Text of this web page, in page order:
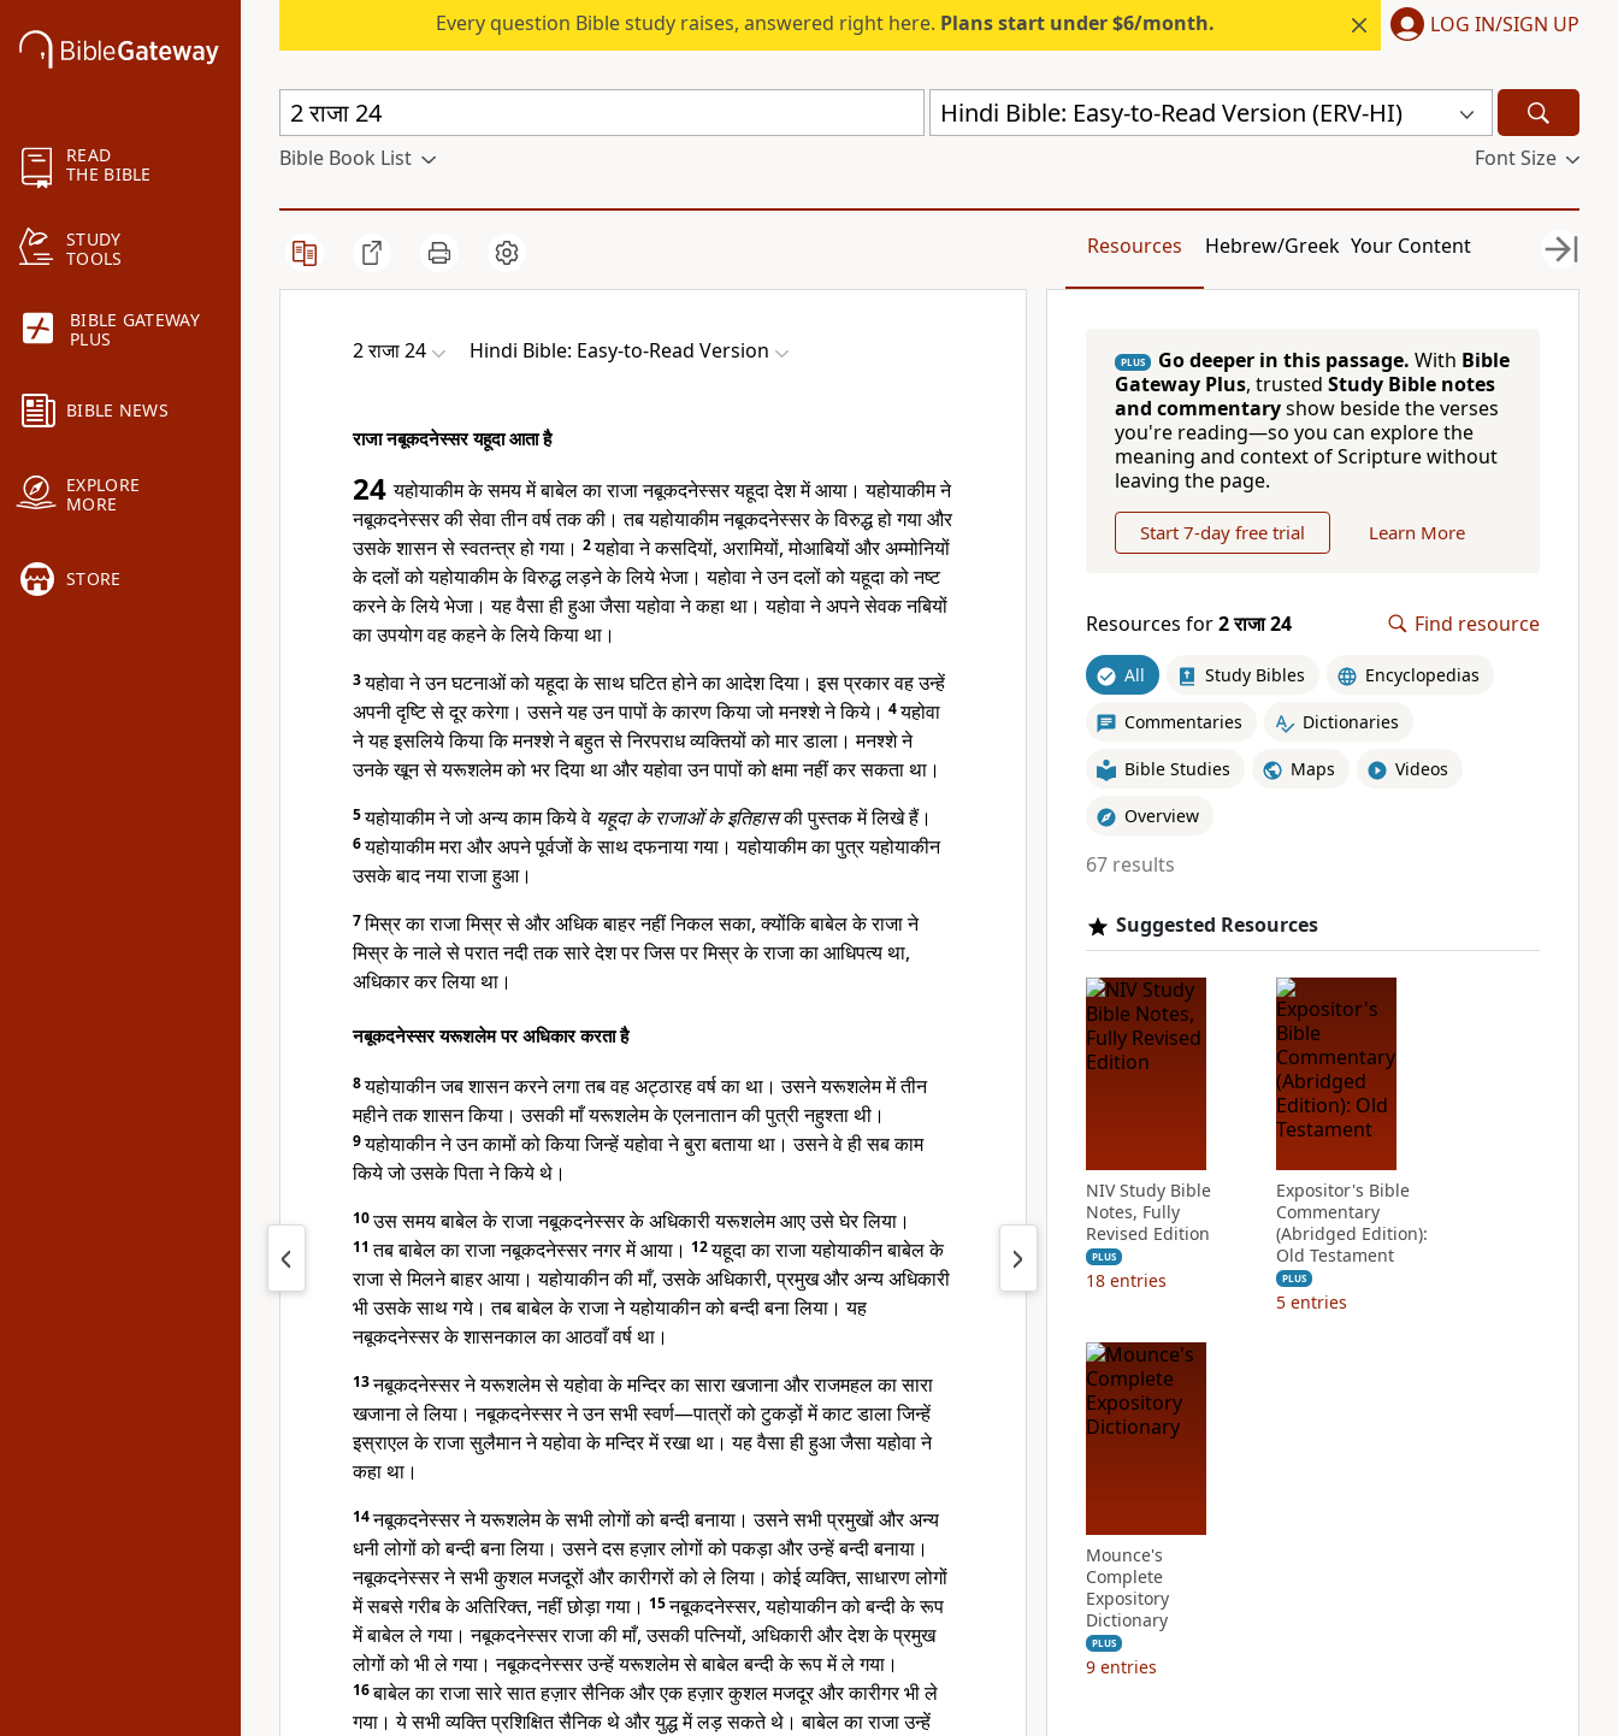
READ
THE BIBLE
STUDY
TOOLS
BIBLE GATEWAY
PLUS
BIBLE NEWS
EXPLORE
MORE
STORE
Every question Bible study raises, answered right here. Plans start under $6/month. LOG IN/SIGN UP
Hindi Bible: Easy-to-Read Version (ERV-HI)
Bible Book List Font Size
Resources Hebrew/Greek Your Content
2 राजा 24 Hindi Bible: Easy-to-Read Version
राजा नबूकदनेस्सर यहूदा आता है
24यहोयाकीम के समय में बाबेल का राजा नबूकदनेस्सर यहूदा देश में आया। यहोयाकीम ने
नबूकदनेस्सर की सेवा तीन वर्ष तक की। तब यहोयाकीम नबूकदनेस्सर के विरुद्ध हो गया और
उसके शासन से स्वतन्त्र हो गया। 2यहोवा ने कसदियों, अरामियों, मोआबियों और अम्मोनियों
के दलों को यहोयाकीम के विरुद्ध लड़ने के लिये भेजा। यहोवा ने उन दलों को यहूदा को नष्ट
करने के लिये भेजा। यह वैसा ही हुआ जैसा यहोवा ने कहा था। यहोवा ने अपने सेवक नबियों
का उपयोग वह कहने के लिये किया था।
3यहोवा ने उन घटनाओं को यहूदा के साथ घटित होने का आदेश दिया। इस प्रकार वह उन्हें
अपनी दृष्टि से दूर करेगा। उसने यह उन पापों के कारण किया जो मनश्शे ने किये। 4यहोवा
ने यह इसलिये किया कि मनश्शे ने बहुत से निरपराध व्यक्तियों को मार डाला। मनश्शे ने
उनके खून से यरूशलेम को भर दिया था और यहोवा उन पापों को क्षमा नहीं कर सकता था।
5यहोयाकीम ने जो अन्य काम किये वे यहूदा के राजाओं के इतिहासकी पुस्तक में लिखे हैं।
6यहोयाकीम मरा और अपने पूर्वजों के साथ दफनाया गया। यहोयाकीम का पुत्र यहोयाकीन
उसके बाद नया राजा हुआ।
7मिस्र का राजा मिस्र से और अधिक बाहर नहीं निकल सका, क्योंकि बाबेल के राजा ने
मिस्र के नाले से परात नदी तक सारे देश पर जिस पर मिस्र के राजा का आधिपत्य था,
अधिकार कर लिया था।
नबूकदनेस्सर यरूशलेम पर अधिकार करता है
8यहोयाकीन जब शासन करने लगा तब वह अट्ठारह वर्ष का था। उसने यरूशलेम में तीन
महीने तक शासन किया। उसकी माँ यरूशलेम के एलनातान की पुत्री नहुश्ता थी।
9यहोयाकीन ने उन कामों को किया जिन्हें यहोवा ने बुरा बताया था। उसने वे ही सब काम
किये जो उसके पिता ने किये थे।
10उस समय बाबेल के राजा नबूकदनेस्सर के अधिकारी यरूशलेम आए उसे घेर लिया।
11तब बाबेल का राजा नबूकदनेस्सर नगर में आया। 12यहूदा का राजा यहोयाकीन बाबेल के
राजा से मिलने बाहर आया। यहोयाकीन की माँ, उसके अधिकारी, प्रमुख और अन्य अधिकारी
भी उसके साथ गये। तब बाबेल के राजा ने यहोयाकीन को बन्दी बना लिया। यह
नबूकदनेस्सर के शासनकाल का आठवाँ वर्ष था।
13नबूकदनेस्सर ने यरूशलेम से यहोवा के मन्दिर का सारा खजाना और राजमहल का सारा
खजाना ले लिया। नबूकदनेस्सर ने उन सभी स्वर्ण—पात्रों को टुकड़ों में काट डाला जिन्हें
इस्राएल के राजा सुलैमान ने यहोवा के मन्दिर में रखा था। यह वैसा ही हुआ जैसा यहोवा ने
कहा था।
14नबूकदनेस्सर ने यरूशलेम के सभी लोगों को बन्दी बनाया। उसने सभी प्रमुखों और अन्य
धनी लोगों को बन्दी बना लिया। उसने दस हज़ार लोगों को पकड़ा और उन्हें बन्दी बनाया।
नबूकदनेस्सर ने सभी कुशल मजदूरों और कारीगरों को ले लिया। कोई व्यक्ति, साधारण लोगों
में सबसे गरीब के अतिरिक्त, नहीं छोड़ा गया। 15नबूकदनेस्सर, यहोयाकीन को बन्दी के रूप
में बाबेल ले गया। नबूकदनेस्सर राजा की माँ, उसकी पत्नियों, अधिकारी और देश के प्रमुख
लोगों को भी ले गया। नबूकदनेस्सर उन्हें यरूशलेम से बाबेल बन्दी के रूप में ले गया।
16बाबेल का राजा सारे सात हज़ार सैनिक और एक हज़ार कुशल मजदूर और कारीगर भी ले
गया। ये सभी व्यक्ति प्रशिक्षित सैनिक थे और युद्ध में लड़ सकते थे। बाबेल का राजा उन्हें
PLUS Go deeper in this passage. With Bible
Gateway Plus, trusted Study Bible notes
and commentaryshow beside the verses
you're reading—so you can explore the
meaning and context of Scripture without
leaving the page.
Start 7-day free trial Learn More
Resources for2 राजा 24 Find resource
All Study Bibles Encyclopedias
Commentaries Dictionaries
Bible Studies Maps Videos
Overview
67 results
Suggested Resources
NIV Study Bible
Notes, Fully
Revised Edition
PLUS
18 entries
Expositor's Bible
Commentary
(Abridged Edition):
Old Testament
PLUS
5 entries
Mounce's
Complete
Expository
Dictionary
PLUS
9 entries